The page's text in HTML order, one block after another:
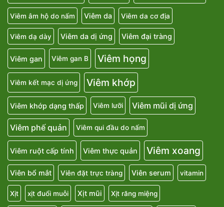
Viêm âm hộ do nấm Viêm da Viêm da cơ địa
Viêm dạ dày Viêm da dị ứng Viêm đại tràng
Viêm gan Viêm gan B Viêm họng
Viêm kết mạc dị ứng Viêm khớp
Viêm khớp dạng thấp Viêm lưỡi Viêm mũi dị ứng
Viêm phế quản Viêm qui đầu do nấm
Viêm ruột cấp tính Viêm thực quản Viêm xoang
Viên bổ mắt Viên đặt trực tràng Viên serum vitamin
Xịt xịt đuổi muỗi Xịt mũi Xịt răng miệng